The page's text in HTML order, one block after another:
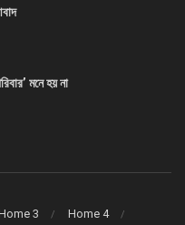
মনে হয় না
3 Home 4